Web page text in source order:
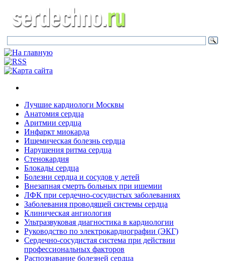
Лучшие кардиологи Москвы
Анатомия сердца
Аритмии сердца
Инфаркт миокарда
Ишемическая болезнь сердца
Нарушения ритма сердца
Стенокардия
Блокады сердца
Болезни сердца и сосудов у детей
Внезапная смерть больных при ишемии
ЛФК при сердечно-сосудистых заболеваниях
Заболевания проводящей системы сердца
Клиническая ангиология
Ультразвуковая диагностика в кардиологии
Руководство по электрокардиографии (ЭКГ)
Сердечно-сосудистая система при действии
профессиональных факторов
Распознавание болезней сердца